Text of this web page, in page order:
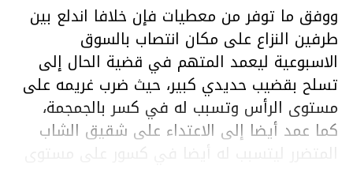
ووفق ما توفر من معطيات فإن خلافا اندلع بين
طرفين النزاع على مكان انتصاب بالسوق
الاسبوعية ليعمد المتهم في قضية الحال إلى
تسلح بقضيب حديدي كبير، حيث ضرب غريمه على
مستوى الرأس وتسبب له في كسر بالجمجمة،
كما عمد أيضا إلى الاعتداء على شقيق الشاب
المتضرر ليتسبب له أيضا في كسور على مستوى